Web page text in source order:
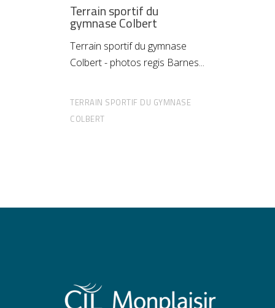
Terrain sportif du
gymnase Colbert
Terrain sportif du gymnase
Colbert - photos regis Barnes
TERRAIN SPORTIF DU GYMNASE
COLBERT